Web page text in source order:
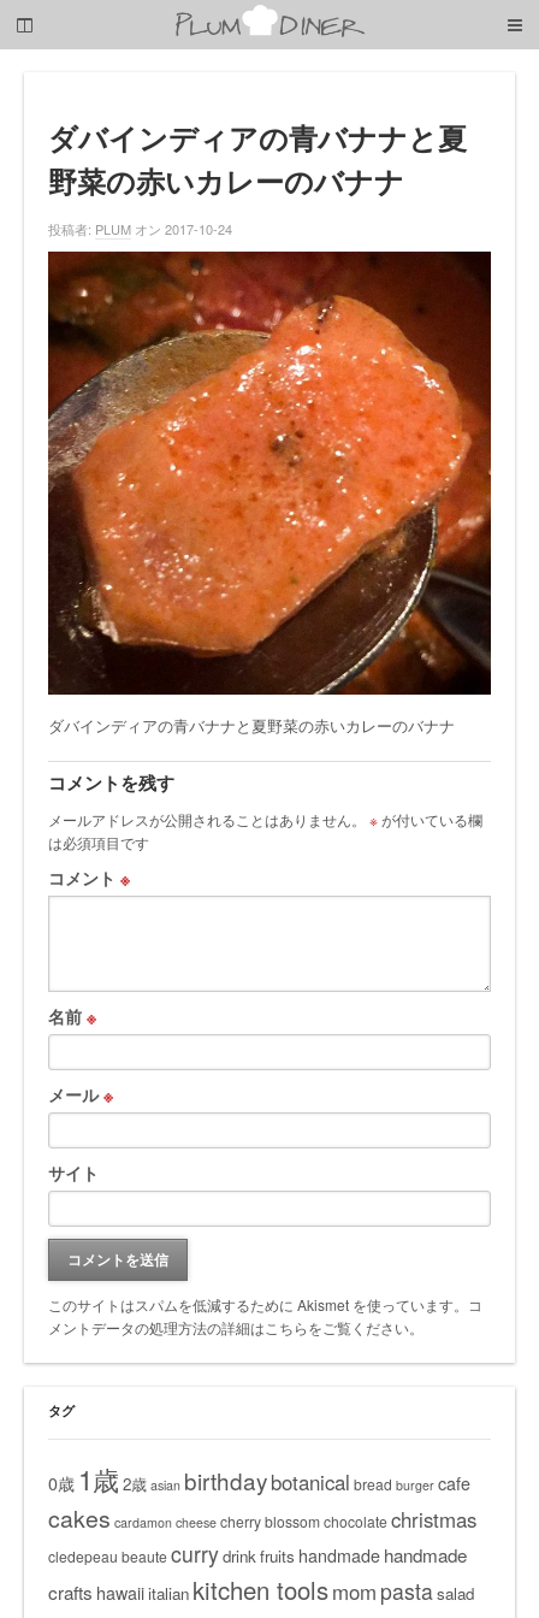
子
ダバインディアの青バナナと夏
野菜の赤いカレーのバナナ
投稿者: PLUM オン 2017-10-24
ダバインディアの青バナナと夏野菜の赤いカレーのバナナ
コメントを残す
メールアドレスが公開されることはありません。 ※が付いている欄
は必須項目です
コメント ※
名前 ※
メール※
サイト
このサイトはスパムを低減するために Akismet を使っています。
コ
メントデータの処理方法の詳細はこちらをご覧ください。
タグ
0歳 1歳 2歳 asian birthdaybotanical bread burger cafe
cakes cardamon cheese cherry blossomchocolatechristmas
cledepeau beautecurrydrinkfruits handmade handmade
crafts hawaiiitalian kitchen toolsmom pastasalad